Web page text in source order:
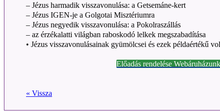
– Jézus harmadik visszavonulása: a Getsemáne-kert
– Jézus IGEN-je a Golgotai Misztériumra
– Jézus negyedik visszavonulása: a Pokolraszállás
– az érzékalatti világban raboskodó lelkek megszabadítása
• Jézus visszavonulásainak gyümölcsei és ezek példaértékű
Előadás rendelése
« Vissza